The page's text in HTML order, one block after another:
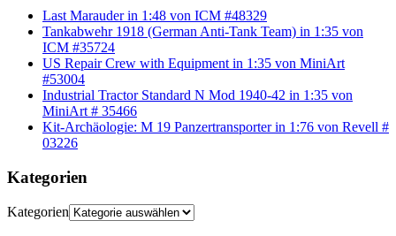
Last Marauder in 1:48 von ICM #48329
Tankabwehr 1918 (German Anti-Tank Team) in 1:35 von
ICM #35724
US Repair Crew with Equipment in 1:35 von MiniArt
#53004
Industrial Tractor Standard N Mod 1940-42 in 1:35 von
MiniArt # 35466
Kit-Archäologie: M 19 Panzertransporter in 1:76 von Revell #
03226
Kategorien
Kategorien